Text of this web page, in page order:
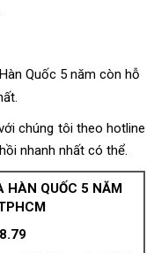
Quốc 5 năm còn hỗ
chúng tôi theo hotline
nhanh nhất có thể.
HÀN QUỐC 5 NĂM